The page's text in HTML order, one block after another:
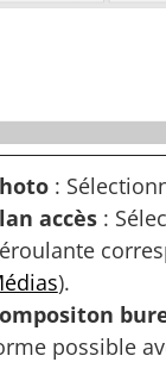
:
accès:
).
possible